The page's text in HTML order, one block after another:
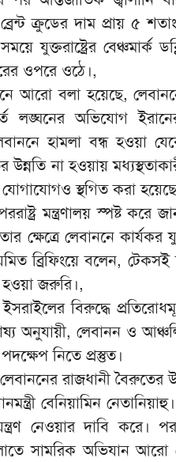
ক্রুডের দাম প্রায় ৫
যুক্তরাষ্ট্রের বেঞ্চমার্ক
ওপরে ওঠে।,
আরো বলা হয়েছে,
লঙ্ঘনের অভিযোগ
হামলা বন্ধ হওয়া
উন্নতি না হওয়ায়
যোগাযোগও স্থগিত করা
মন্ত্রণালয় স্পষ্ট করে
ক্ষেত্রে লেবাননে কার্যকর
ব্রিফিংয়ে বলেন, টেকসই
হওয়া জরুরি।,
বিরুদ্ধে
অনুযায়ী, লেবানন ও
নিতে প্রস্তুত।
রাজধানী বৈরুতের
বেনিয়ামিন
নেওয়ার দাবি করে।
সামরিক অভিযান আরো